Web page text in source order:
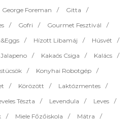
George Foreman
Gitta
Gofri
Gourmet Fesztivál
Hízott Libamáj
Húsvét
Jalapeno Kakaós Csiga
Kalács
Konyhai Robotgép
Körözött
Laktózmentes
Tészta Levendula
Leves
Miele Főzőiskola
Mátra